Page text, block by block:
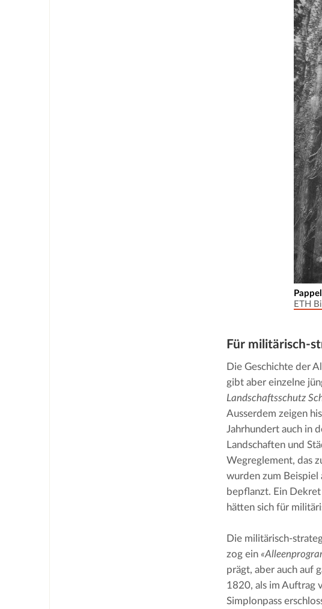
ETH
Für militä­risch-
Die Geschichte der
gibt aber einzelne
Landschaftsschutz
Ausserdem zeigen
Jahrhundert auch in
Landschaften und
Wegreglement, das
wurden zum Beispiel
bepflanzt. Ein
hätten sich für
Die militärisch-
zog ein
prägt, aber auch auf
1820, als im Auftrag
Simplonpass